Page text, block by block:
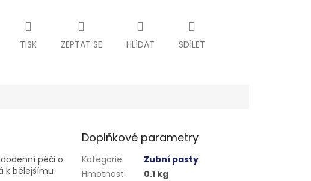
TISK ZEPTAT SE HLÍDAT SDÍLET
péči o
k bělejšímu
Doplňkové parametry
Kategorie:
Zubní pasty
Hmotnost:
0.1 kg